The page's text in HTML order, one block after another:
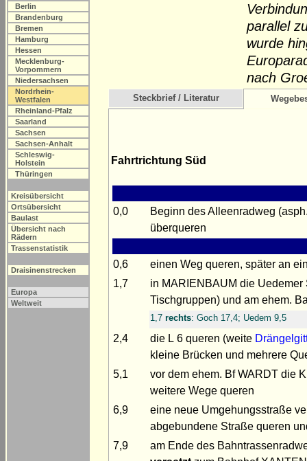
Berlin
Brandenburg
Bremen
Hamburg
Hessen
Mecklenburg-
Vorpommern
Niedersachsen
Nordrhein-
Westfalen
Rheinland-Pfalz
Saarland
Sachsen
Sachsen-Anhalt
Schleswig-
Holstein
Thüringen
Kreisübersicht
Ortsübersicht
Baulast
Übersicht nach
Rädern
Trassenstatistik
Draisinenstrecken
Europa
Weltweit
parallel
wurde
nach
Steckbrief / Literatur
Fahrtrichtung Süd
0,0
Beginn des Alleenradweg
überqueren
0,6
einen Weg queren, später an
1,7
in MARIENBAUM die
Tischgruppen) und am ehem.
1,7 rechts: Goch 17,4; Uedem 9,5
2,4 die L 6 queren (weite
kleine Brücken und mehrere
5,1
vor dem ehem. Bf WARDT die
weitere Wege queren
6,9
eine neue Umgehungsstraße
abgebundene Straße queren
7,9
am Ende des